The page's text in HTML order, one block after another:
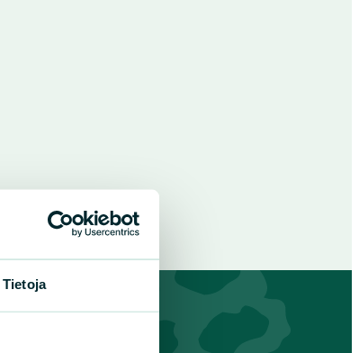
Tietoja